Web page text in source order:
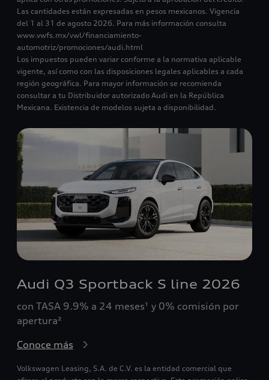
Las cantidades están expresadas en pesos mexicanos. Vigencia
del 1 al 31 de agosto 2026. Para más información consulta
www.vwfs.mx/vwl/financiamiento-
automotriz/promociones/audi.html
Los impuestos pueden variar conforme a la normativa aplicable
vigente, así como con las disposiciones legales aplicables a cada
región geográfica. Para mayor información se recomienda
consultar a tu Distribuidor autorizado Audi en la República
Mexicana. Existencia de modelos sujeta a disponibilidad.
Audi Q3 Sportback S line 2026
con TASA 9.9% a 24 meses¹ y 0% comisión por
apertura²
Conoce más
Volkswagen Leasing, S.A. de C.V. es la entidad comercial que